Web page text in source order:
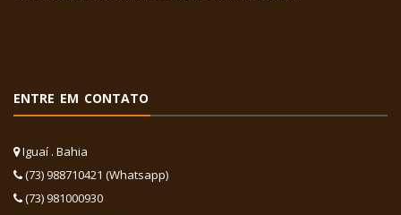
ENTRE EM CONTATO
Iguaí . Bahia
(73) 988710421 (Whatsapp)
(73) 981000930